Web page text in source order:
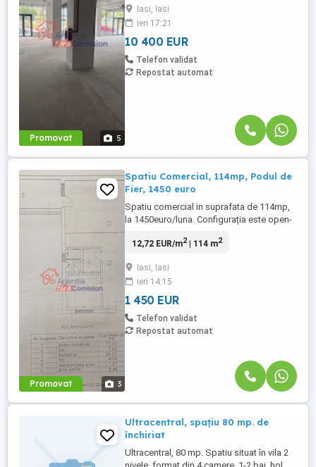
Promovat 5
reprezentanta Auto, sau orice activitate ce
are nevoie de vizibilitate mazima intr-o
zona centrala a Iasului; -sistem ...
Iasi, Iasi
ieri 17:21
10 400 EUR
Telefon validat
Repostat automat
Promovat 3
Spatiu Comercial, 114mp, Podul de
Fier, 1450 euro
Spatiu comercial in suprafata de 114mp,
la 1450euro/luna. Configurația este open-
bulevard, grup sanitar propriu și zonă de
anterior ca restaurant și poate fi preluat în
această configurație. Datorită
compartimentării deschise ...
12,72 EUR/m2| 114 m2
Iasi, Iasi
ieri 14:15
1 450 EUR
Telefon validat
Repostat automat
Ultracentral, spațiu 80 mp. de
închiriat
Ultracentral, 80 mp. Spatiu situat în vila 2